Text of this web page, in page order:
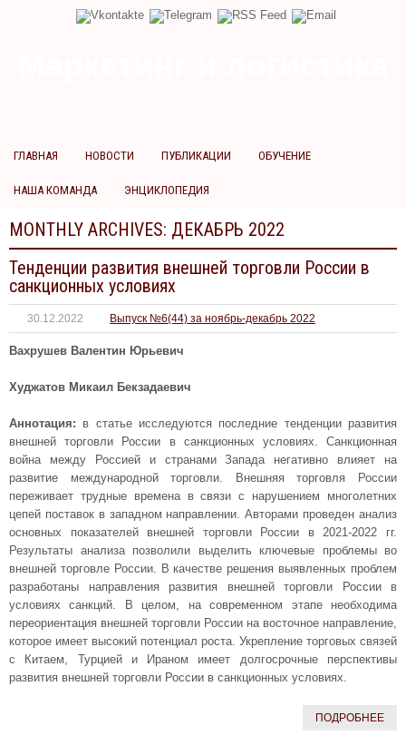
ГЛАВНАЯ НОВОСТИ ПУБЛИКАЦИИ ОБУЧЕНИЕ
НАША КОМАНДА ЭНЦИКЛОПЕДИЯ
MONTHLY ARCHIVES: ДЕКАБРЬ 2022
Тенденции развития внешней торговли России в
санкционных условиях
30.12.2022 Выпуск №6(44) за ноябрь-декабрь 2022
Вахрушев Валентин Юрьевич
Худжатов Микаил Бекзадаевич
Аннотация: в статье исследуются последние тенденции развития
внешней торговли России в санкционных условиях. Санкционная
война между Россией и странами Запада негативно влияет на
развитие международной торговли. Внешняя торговля России
переживает трудные времена в связи с нарушением многолетних
цепей поставок в западном направлении. Авторами проведен анализ
основных показателей внешней торговли России в 2021-2022 гг.
Результаты анализа позволили выделить ключевые проблемы во
внешней торговле России. В качестве решения выявленных проблем
разработаны направления развития внешней торговли России в
условиях санкций. В целом, на современном этапе необходима
переориентация внешней торговли России на восточное направление,
которое имеет высокий потенциал роста. Укрепление торговых связей
с Китаем, Турцией и Ираном имеет долгосрочные перспективы
развития внешней торговли России в санкционных условиях.
ПОДРОБНЕЕ